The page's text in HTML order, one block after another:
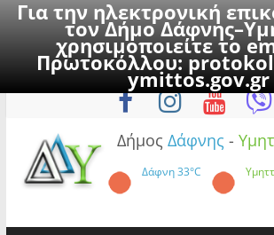
Για την ηλεκτρονική
τον Δήμο
χρησιμοποιείτε το
Πρωτοκόλλου:
ymittos.gov.gr
to
Κυριακή, 9 Αυγούστου
Δήμος Δάφνης -
Δάφνη33°C